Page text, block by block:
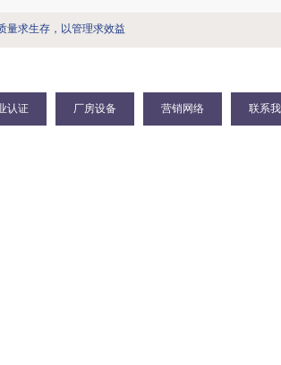
量求生存，以管理求效益
认证 厂房设备 营销网络 联系